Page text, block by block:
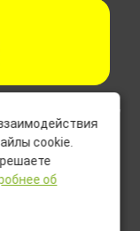
офертой (ст.435,
могут включать
не входящие в
cookie.
об